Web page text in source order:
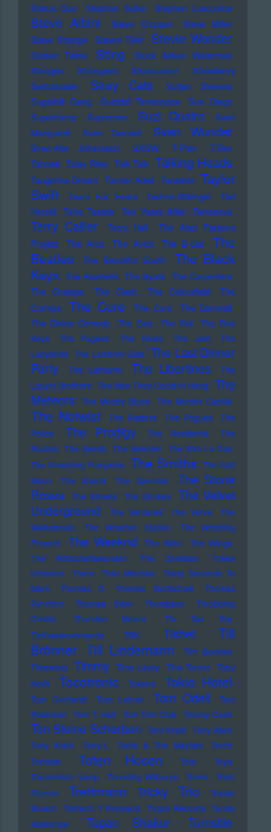
Status Quo
Stephan Sulke Stephen Luscombe
Steve Albini Steve Cropper
Steve Miller
Steve Strange Steven Tyler Stevie Wonder
Stieber Twins Sting
Stock Aitken Waterman
Stooges
Stranglers Stratocaster
Strawberry
Switchblade
Stray Cats
Sufjan Stevens
Sugarhill Gang
Suicidal Tendencies
Sun Diego
Supertramp
Supremes Suzi Quatro
Sven
Marquardt
Sven Tasnadi Sven Wunder
Sven-Ake Johansson SXSW T-Pain
T.Rex
Tahnee Talay Riley Talk Talk Talking Heads
Tangerine Dream Tanner Adell Tarwater Taylor
Swift
Tears For Fears Techno-Wikinger
Ted
Herold
Teho Teardo Ten Years After Terranova
Terry Callier Terry Hall
The Alan Parsons
Project
The Arcs The Avicii The B-52s
The
Beatles
The Beautiful South
The Black
Keys The Bluebells The Byrds The Carpenters
The Champs
The Clash The Colourfield
The
Cramps
The Cure The Curs
The Damned
The Divine Comedy
The Eels The Fall
The Five
Keys
The Fugees The Hives The Jam
The
Ladybirds The Lambrini Girls The Last Dinner
Party
The Lathums The Libertines
The
Louvin Brothers The Man They Could'nt Hang The
Meteors The Moody Blues The Murder Capital
The Notwist The Platters The Pogues
The
Police
The Prodigy The Residents
The
Routes The Seeds The Selecter The Sha La Das
The Smashing Pumpkins The Smiths The Soft
Moon
The Sound The Specials
The Stone
Roses
The Streets The Strokes
The Velvet
Underground
The Ventures The Verve
The
Walkabouts
The Weather Station
The Wedding
Present
The Weeknd The Who
The Wings
The Wirtschaftswunder
The Zombies
Thees
Uhlmann
Them Thilo Mischke
Thirty Seconds To
Mars
Thomas D Thomas Gottschalk
Thomas
Pynchon
Thomas Stein Thompson
Throbbing
Gristle
Thurston Moore
Tic Tac Toe
Tiefbasskommando TBK
Tikhet
Till
Brönner Till Lindemann
Tim Buckley
Timewarp Timmy Timo Lassy Tina Turner Toby
Keith
Tocotronic Tokens Tokio Hotel
Tom Gerhardt Tom Lehrer Tom Odell
Tom
Robinson Tom T. Hall Tom Tom Club Tommy Cash
Ton Steine Scherben Toni Krahl Tony Allen
Tony Krahl
Tony-L Toots & The Maytals
Torch
Tortoise
Toten Hosen Toto
Toya
Transvision Vamp
Traveling Wilburys Travis
Trent
Reznor
Trettmann Tricky Trio
Tristan
Brusch Tristwch Y Fenywod Trojan Records Tunde
Adebimpe
Tupac Shakur Turnstile